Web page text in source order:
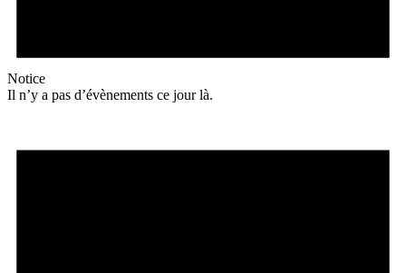
Notice
Il n’y a pas d’évènements ce jour là.